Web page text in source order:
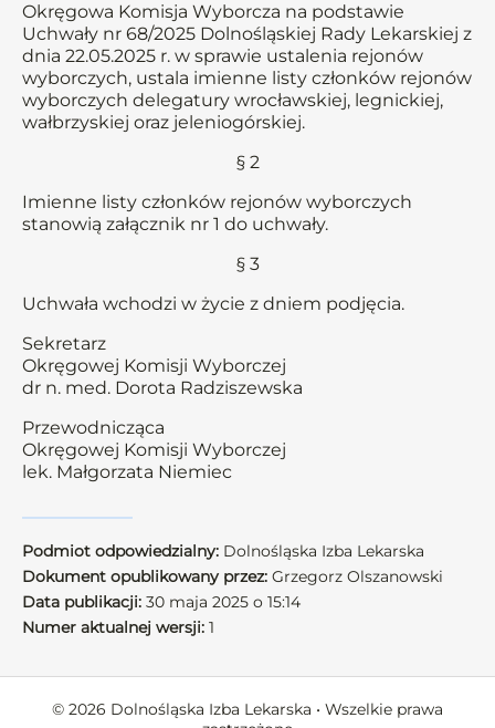
Okręgowa Komisja Wyborcza na podstawie
Uchwały nr 68/2025 Dolnośląskiej Rady Lekarskiej z
dnia 22.05.2025 r. w sprawie ustalenia rejonów
wyborczych, ustala imienne listy członków rejonów
wyborczych delegatury wrocławskiej, legnickiej,
wałbrzyskiej oraz jeleniogórskiej.
§ 2
Imienne listy członków rejonów wyborczych
stanowią załącznik nr 1 do uchwały.
§ 3
Uchwała wchodzi w życie z dniem podjęcia.
Sekretarz
Okręgowej Komisji Wyborczej
dr n. med. Dorota Radziszewska
Przewodnicząca
Okręgowej Komisji Wyborczej
lek. Małgorzata Niemiec
Podmiot odpowiedzialny: Dolnośląska Izba Lekarska
Dokument opublikowany przez: Grzegorz Olszanowski
Data publikacji: 30 maja 2025 o 15:14
Numer aktualnej wersji: 1
© 2026 Dolnośląska Izba Lekarska • Wszelkie prawa